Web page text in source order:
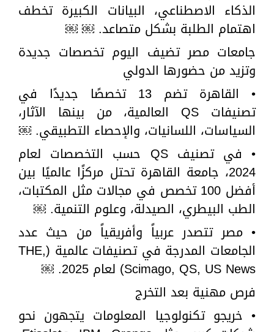
الذكاء الاصطناعي، البيانات الكبيرة تخطف
اهتمام الطلبة بشكل متصاعد. ￼ ￼
جامعات مصر تضيف اليوم تخصصات جديدة
وتزيد من حضورها الدولي
• القاهرة تضم 13 تخصصًا جديدًا في
تصنيفات QS العالمية، من بينها الآثار،
السياسات، اللسانيات، والإحصاء التطبيقي. ￼
• في تصنيف QS حسب التخصصات لعام
2024، جامعة القاهرة تحتل مركزًا عالميًا بين
أفضل 100 تخصص في مجالات مثل المكتبات،
الطب البيطري، الصيدلة، وعلوم التنمية. ￼
• مصر تتصدر عربياً وأفريقياً من حيث عدد
الجامعات المدرجة في تصنيفات عالمية (THE,
Scimago, QS, US News) لعام 2025. ￼
فرص مهنية بعد التخرج
• خريجو تكنولوجيا المعلومات يتجهون نحو